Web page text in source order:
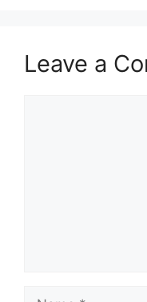
Leave a